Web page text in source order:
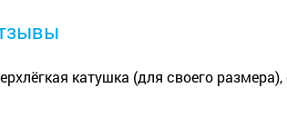
катушка (для своего